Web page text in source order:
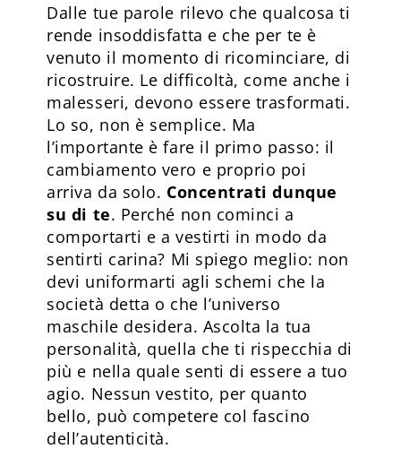
Dalle tue parole rilevo che qualcosa ti
rende insoddisfatta e che per te è
venuto il momento di ricominciare, di
ricostruire. Le difficoltà, come anche i
malesseri, devono essere trasformati.
Lo so, non è semplice. Ma
l’importante è fare il primo passo: il
cambiamento vero e proprio poi
arriva da solo. Concentrati dunque
su di te. Perché non cominci a
comportarti e a vestirti in modo da
sentirti carina? Mi spiego meglio: non
devi uniformarti agli schemi che la
società detta o che l’universo
maschile desidera. Ascolta la tua
personalità, quella che ti rispecchia di
più e nella quale senti di essere a tuo
agio. Nessun vestito, per quanto
bello, può competere col fascino
dell’autenticità.